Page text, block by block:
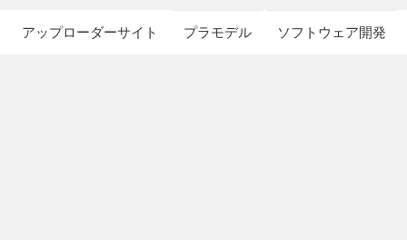
アップローダーサイト プラモデル ソフトウェア開発